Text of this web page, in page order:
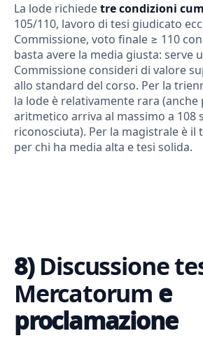
La lode richiedetre condizioni
105/110, lavoro di tesi giudicato
Commissione, voto finale ≥ 110
basta avere la media giusta: serve
Commissione consideri di valore
allo standard del corso. Per la
la lode è relativamente rara (anche
aritmetico arriva al massimo a 108
riconosciuta). Per la magistrale è il
per chi ha media alta e tesi solida.
8)Discussione
Mercatorum e
proclamazione